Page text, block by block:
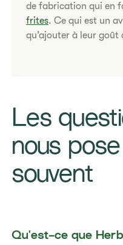
de fabrication qui en
frites. Ce qui est un
qu’ajouter à leur goût
Les
nous
souvent
Qu'est-ce que